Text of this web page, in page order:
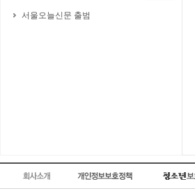
서울오늘신문 출범